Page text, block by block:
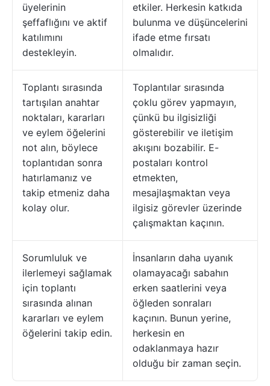
üyelerinin
şeffaflığını ve aktif
katılımını
destekleyin.
etkiler. Herkesin katkıda
bulunma ve düşüncelerini
ifade etme fırsatı
olmalıdır.
Toplantı sırasında
tartışılan anahtar
noktaları, kararları
ve eylem öğelerini
not alın, böylece
toplantıdan sonra
hatırlamanız ve
takip etmeniz daha
kolay olur.
Toplantılar sırasında
çoklu görev yapmayın,
çünkü bu ilgisizliği
gösterebilir ve iletişim
akışını bozabilir. E-
postaları kontrol
etmekten,
mesajlaşmaktan veya
ilgisiz görevler üzerinde
çalışmaktan kaçının.
Sorumluluk ve
ilerlemeyi sağlamak
için toplantı
sırasında alınan
kararları ve eylem
öğelerini takip edin.
İnsanların daha uyanık
olamayacağı sabahın
erken saatlerini veya
öğleden sonraları
kaçının. Bunun yerine,
herkesin en
odaklanmaya hazır
olduğu bir zaman seçin.